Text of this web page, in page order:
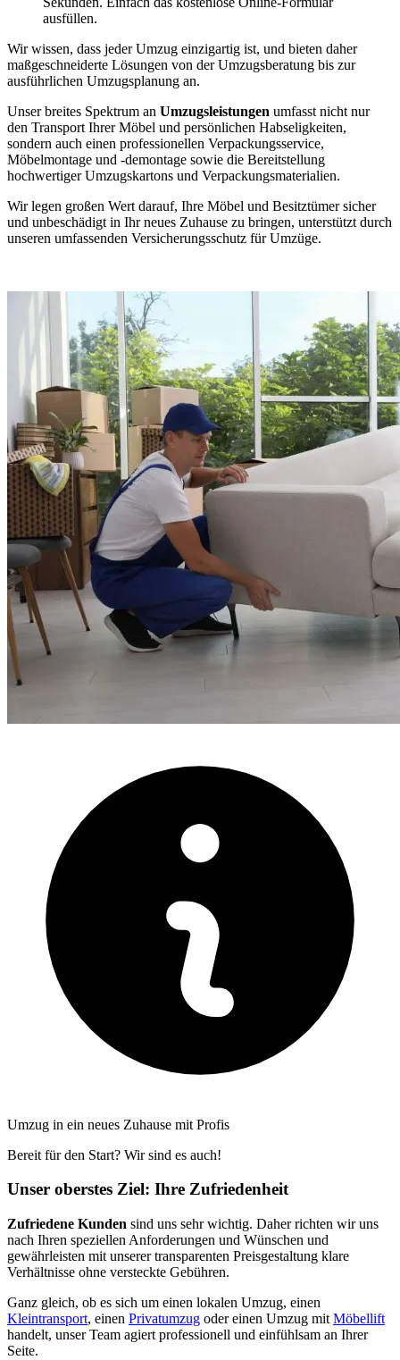
ausfüllen.
Wir wissen, dass jeder Umzug einzigartig ist, und bieten daher
maßgeschneiderte Lösungen von der Umzugsberatung bis zur
ausführlichen Umzugsplanung an.
Unser breites Spektrum an Umzugsleistungen umfasst nicht nur
den Transport Ihrer Möbel und persönlichen Habseligkeiten,
sondern auch einen professionellen Verpackungsservice,
Möbelmontage und -demontage sowie die Bereitstellung
hochwertiger Umzugskartons und Verpackungsmaterialien.
Wir legen großen Wert darauf, Ihre Möbel und Besitztümer sicher
und unbeschädigt in Ihr neues Zuhause zu bringen, unterstützt durch
unseren umfassenden Versicherungsschutz für Umzüge.
Umzug in ein neues Zuhause mit Profis
Bereit für den Start? Wir sind es auch!
Unser oberstes Ziel: Ihre Zufriedenheit
Zufriedene Kunden sind uns sehr wichtig. Daher richten wir uns
nach Ihren speziellen Anforderungen und Wünschen und
gewährleisten mit unserer transparenten Preisgestaltung klare
Verhältnisse ohne versteckte Gebühren.
Ganz gleich, ob es sich um einen lokalen Umzug, einen
Kleintransport, einen Privatumzug oder einen Umzug mit Möbellift
handelt, unser Team agiert professionell und einfühlsam an Ihrer
Seite.